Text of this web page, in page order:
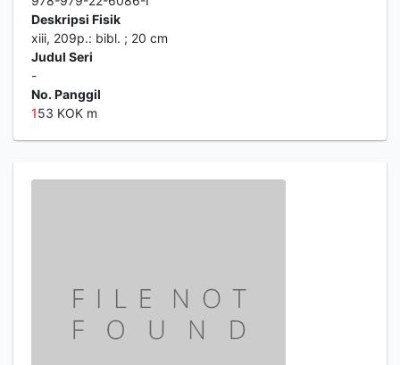
Deskripsi Fisik
xiii, 209p.: bibl. ; 20 cm
Judul Seri
-
No. Panggil
153 KOK m